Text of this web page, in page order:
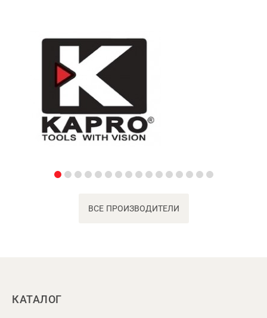
ВСЕ ПРОИЗВОДИТЕЛИ
КАТАЛОГ